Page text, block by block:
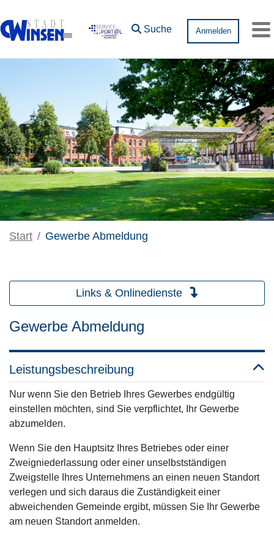
Suche
Anmelden
Start Gewerbe Abmeldung
Links & Onlinedienste
Gewerbe Abmeldung
Leistungsbeschreibung
Nur wenn Sie den Betrieb Ihres Gewerbes endgültig
einstellen möchten, sind Sie verpflichtet, Ihr Gewerbe
abzumelden.
Wenn Sie den Hauptsitz Ihres Betriebes oder einer
Zweigniederlassung oder einer unselbstständigen
Zweigstelle Ihres Unternehmens an einen neuen Standort
verlegen und sich daraus die Zuständigkeit einer
abweichenden Gemeinde ergibt, müssen Sie Ihr Gewerbe
am neuen Standort anmelden.